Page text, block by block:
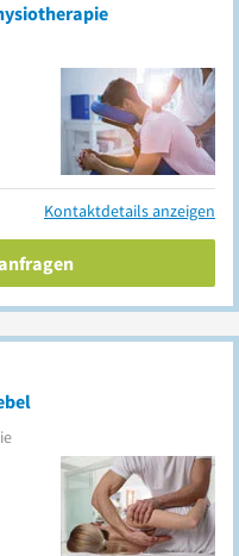
Kontaktdetails anzeigen